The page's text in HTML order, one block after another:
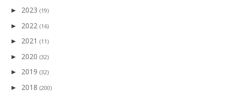
► 2023 (19)
► 2022 (16)
► 2021 (11)
► 2020 (32)
► 2019 (32)
► 2018 (200)